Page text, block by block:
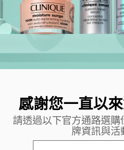
感謝您一直以
請透過以下官方通路選
牌資訊與活